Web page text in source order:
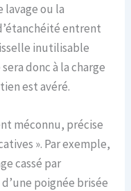
ou la
entrent
inutilisable
donc à la charge
est avéré.
méconnu, précise
». Par exemple,
cassé par
poignée brisée